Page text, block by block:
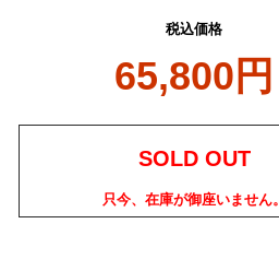
税込価格
65,800円
SOLD OUT
只今、在庫が御座いません。